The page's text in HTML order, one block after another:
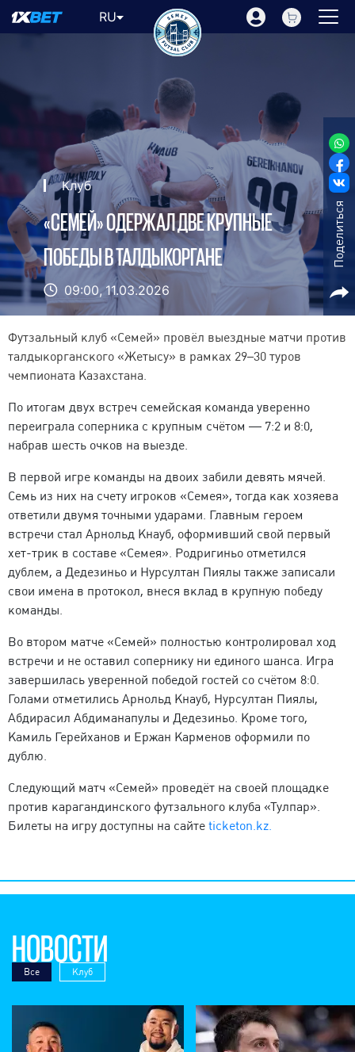
RU
Клуб
«СЕМЕЙ» ОДЕРЖАЛ ДВЕ КРУПНЫЕ
ПОБЕДЫ В ТАЛДЫКОРГАНЕ
09:00, 11.03.2026
Поделиться
Футзальный клуб «Семей» провёл выездные матчи против
талдыкорганского «Жетысу» в рамках 29–30 туров
чемпионата Казахстана.
По итогам двух встреч семейская команда уверенно
переиграла соперника с крупным счётом — 7:2 и 8:0,
набрав шесть очков на выезде.
В первой игре команды на двоих забили девять мячей.
Семь из них на счету игроков «Семея», тогда как хозяева
ответили двумя точными ударами. Главным героем
встречи стал Арнольд Кнауб, оформивший свой первый
хет-трик в составе «Семея». Родригиньо отметился
дублем, а Дедезиньо и Нурсултан Пиялы также записали
свои имена в протокол, внеся вклад в крупную победу
команды.
Во втором матче «Семей» полностью контролировал ход
встречи и не оставил сопернику ни единого шанса. Игра
завершилась уверенной победой гостей со счётом 8:0.
Голами отметились Арнольд Кнауб, Нурсултан Пиялы,
Абдирасил Абдиманапулы и Дедезиньо. Кроме того,
Камиль Герейханов и Ержан Карменов оформили по
дублю.
Следующий матч «Семей» проведёт на своей площадке
против карагандинского футзального клуба «Тулпар».
Билеты на игру доступны на сайте ticketon.kz.
НОВОСТИ
Все Клуб